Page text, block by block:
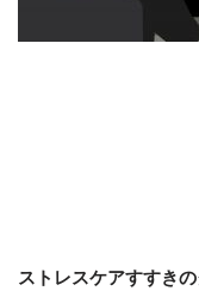
ストレスケアすすき